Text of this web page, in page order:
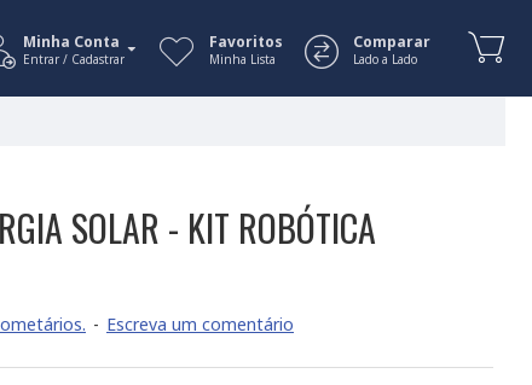
Minha Conta
Entrar / Cadastrar
Favoritos
Minha Lista
Comparar
Lado a Lado
SOLAR - KIT ROBÓTICA
- Escreva um comentário